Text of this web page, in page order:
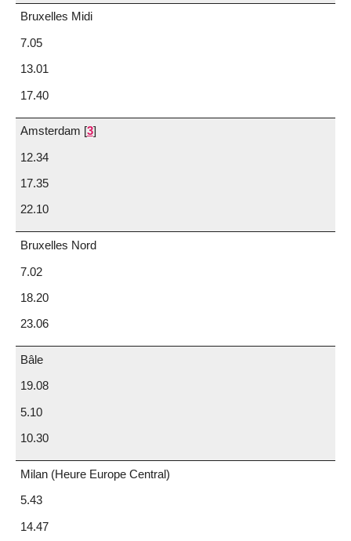
Bruxelles Midi
7.05
13.01
17.40
Amsterdam [3]
12.34
17.35
22.10
Bruxelles Nord
7.02
18.20
23.06
Bâle
19.08
5.10
10.30
Milan (Heure Europe Central)
5.43
14.47